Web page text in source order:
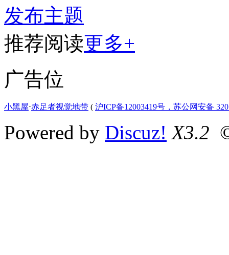
发布主题
推荐阅读更多+
广告位
小黑屋⋅赤足者视觉地带 ( 沪ICP备12003419号，苏公网安备
Powered by Discuz! X3.2